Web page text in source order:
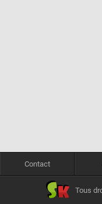
Contact
Tous